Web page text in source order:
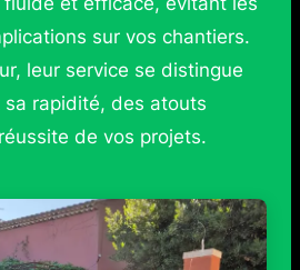
sur vos chantiers.
leur service se distingue
rapidité, des atouts
de vos projets.